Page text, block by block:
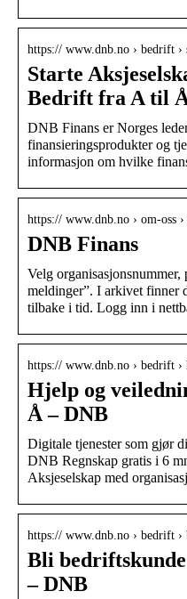
https:// www.dnb.no › bedrift ›
Starte
Bedrift fra A til
DNB Finans er Norges
finansieringsprodukter og
informasjon om hvilke
https:// www.dnb.no › om-oss
DNB Finans
Velg
meldinger”. I arkivet finner
tilbake i tid. Logg inn i
https:// www.dnb.no › bedrift
Hjelp og
Å – DNB
Digitale tjenester som gjør
DNB Regnskap gratis i 6
Aksjeselskap med
https:// www.dnb.no › bedrift ›
Bli
– DNB